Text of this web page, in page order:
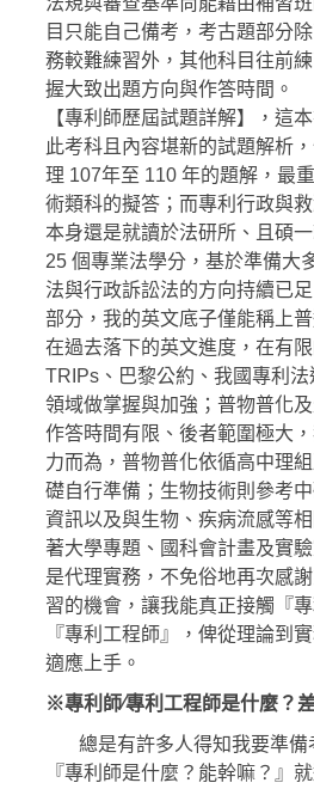
目只能自己備考，考古題部分
務較難練習外，其他科目往前
握大致出題方向與作答時間。
【專利師歷屆試題詳解】，這
此考科且內容堪新的試題解析
理 107年至 110 年的題解，最
術類科的擬答；而專利行政與
本身還是就讀於法研所、且碩
25 個專業法學分，基於準備大
法與行政訴訟法的方向持續已
部分，我的英文底子僅能稱上
在過去落下的英文進度，在有
TRIPs、巴黎公約、我國專利
領域做掌握與加強；普物普化
作答時間有限、後者範圍極大
力而為，普物普化依循高中理
礎自行準備；生物技術則參考
資訊以及與生物、疾病流感等
著大學專題、國科會計畫及實
是代理實務，不免俗地再次感
習的機會，讓我能真正接觸『
『專利工程師』，俾從理論到
適應上手。
※專利師∕專利工程師是什麼？
總是有許多人得知我要準備
『專利師是什麼？能幹嘛？』